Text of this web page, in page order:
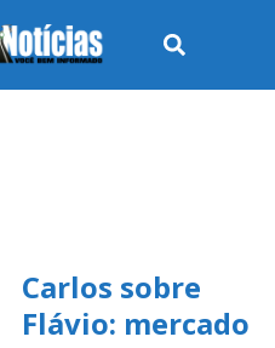
Carlos sobre
Flávio: mercado